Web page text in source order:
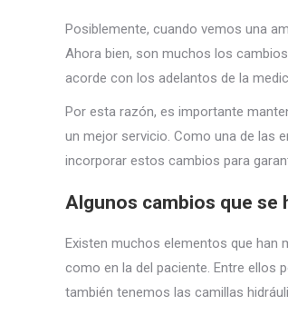
Posiblemente, cuando vemos una
Ahora bien, son muchos los
acorde con los adelantos de la
Por esta razón, es importante
un mejor servicio. Como una de las
incorporar estos cambios para
Algunos cambios que se
Existen muchos elementos que han
como en la del paciente. Entre ellos
también tenemos las camillas